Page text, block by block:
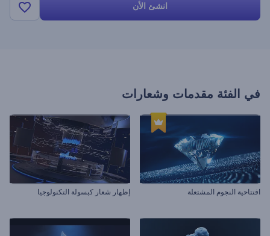
انشئ الأن
في الفئة مقدمات وشعارات
افتتاحية النجوم المشتعلة إظهار شعار كبسولة التكنولوجيا